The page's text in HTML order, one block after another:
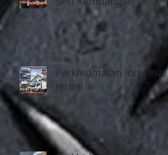
Perkhidmatan lori sewa
Jeram